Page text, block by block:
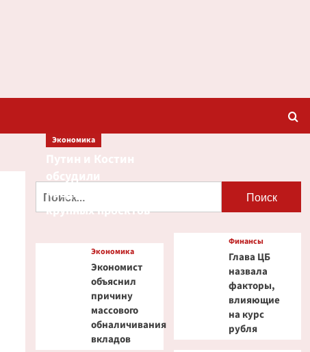
Экономика
кредитование
крупных проектов
Экономика
Экономист
объяснил
причину
массового
обналичивания
вкладов
Финансы
Глава ЦБ
назвала
факторы,
влияющие
на курс
рубля